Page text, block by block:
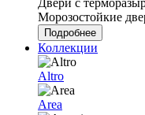
Двери с
Морозостойкие
Подробнее
Коллекции
Altro
Area